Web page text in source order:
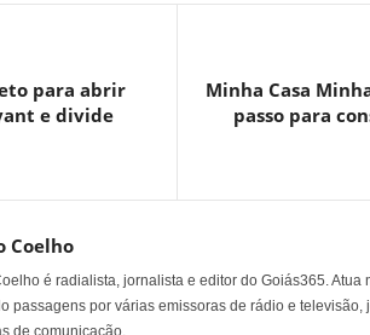
para abrir
e divide
Minha Casa
passo para
Coelho
é radialista, jornalista e editor do Goiás365. Atua
passagens por várias emissoras de rádio e televisão,